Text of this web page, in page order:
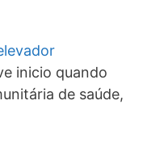
inicio quando
de saúde,